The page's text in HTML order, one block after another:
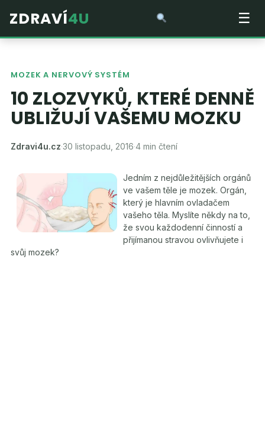
ZDRAVÍ4U ☰
MOZEK A NERVOVÝ SYSTÉM
10 ZLOZVYKŮ, KTERÉ DENNĚ
UBLIŽUJÍ VAŠEMU MOZKU
Zdravi4u.cz·30 listopadu, 2016·4 min čtení
Jedním z nejdůležitějších orgánů
ve vašem těle je mozek. Orgán,
který je hlavním ovladačem
vašeho těla. Myslíte někdy na to,
že svou každodenní činností a
přijímanou stravou ovlivňujete i
svůj mozek?